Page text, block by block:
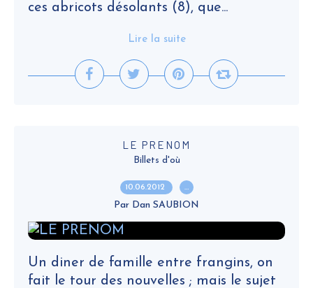
ces abricots désolants (8), que...
Lire la suite
LE PRENOM
Billets d'où
10.06.2012 …
Par Dan SAUBION
Un diner de famille entre frangins, on
fait le tour des nouvelles ; mais le sujet